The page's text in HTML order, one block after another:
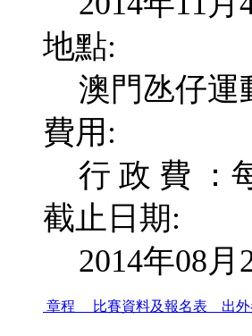
地點:
澳門氹仔運
費用:
行 政 費 ：
截止日期:
2014年08月
章程 比賽資料及報名表 出